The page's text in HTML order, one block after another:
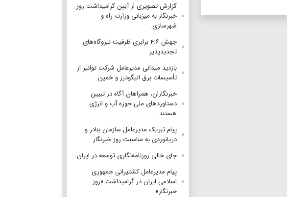
گزارش تصویری از آیین گرامیداشت روز
خبرنگار به میزبانی وزارت راه و
شهرسازی.
جهش ۴.۶ برابری ظرفیت نیروگاه‌های
تجدیدپذیر
بازدید میدانی مدیرعامل شرکت توانیر از
تأسیسات برق الیگودرز و خمین
خبرنگاران، همراهان آگاه در تبیین
دستاوردهای ملی حوزه آب و انرژی
هستند
پیام تبریک مدیرعامل سازمان بنادر و
دریانوردی به مناسبت روز خبرنگار
جای خالی روزنامه‌نگاری توسعه در ایران
پیام مدیرعامل کشتیرانی جمهوری
اسلامی ایران در گرامیداشت «روز
خبرنگار»